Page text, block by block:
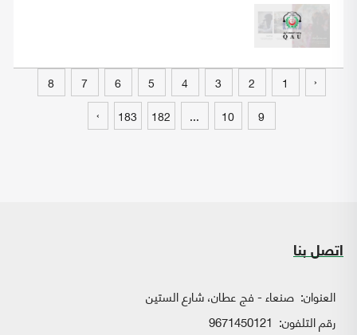
‹
1
2
3
4
5
6
7
8
9
10
...
182
183
›
اتصل بنا
العنوان: صنعاء - فج عطان، شارع الستين
رقم التلفون: 9671450121